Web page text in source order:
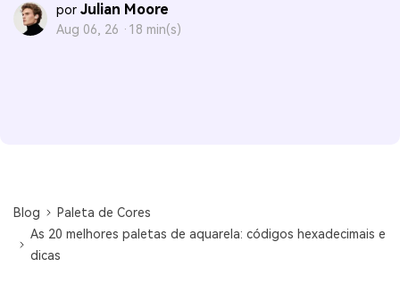
por Julian Moore
Aug 06, 26 · 18 min(s)
Blog
Paleta de Cores
As 20 melhores paletas de aquarela: códigos hexadecimais e
dicas